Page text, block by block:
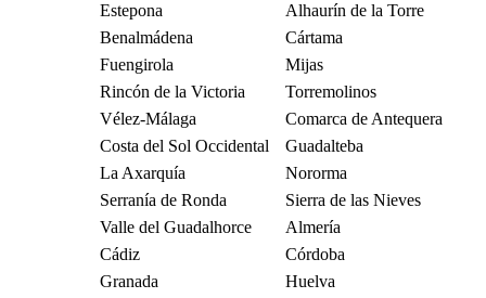
Estepona
Alhaurín de la Torre
Benalmádena
Cártama
Fuengirola
Mijas
Rincón de la Victoria
Torremolinos
Vélez-Málaga
Comarca de Antequera
Costa del Sol Occidental
Guadalteba
La Axarquía
Nororma
Serranía de Ronda
Sierra de las Nieves
Valle del Guadalhorce
Almería
Cádiz
Córdoba
Granada
Huelva